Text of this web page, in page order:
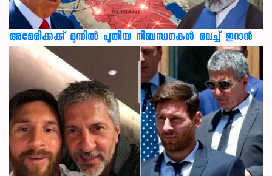
അമേരിക്കക്ക് മുന്നിൽ പുതിയ നിബന്ധനകൾ വെച്ച് ഇറാൻ